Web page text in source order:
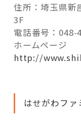
住所：埼玉県新
3F
電話番号：048-
ホームページ
http://
はせがわフ